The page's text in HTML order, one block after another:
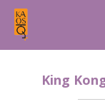
King